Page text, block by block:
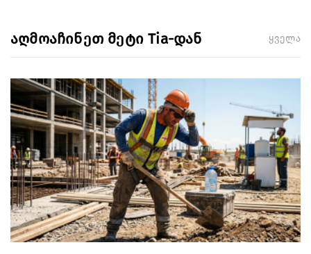
აღმოაჩინეთ მეტი Tia-დან ყველა